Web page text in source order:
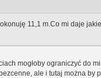
11,1 m.Co mi daje
mogłoby ograniczyć do
ale i tutaj można